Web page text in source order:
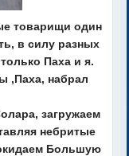
товарищи один
в силу разных
Паха и я.
,Паха, набрал
загружаем
небритые
Большую